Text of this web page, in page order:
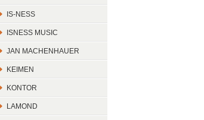
IS-NESS
ISNESS MUSIC
JAN MACHENHAUER
KEIMEN
KONTOR
LAMOND